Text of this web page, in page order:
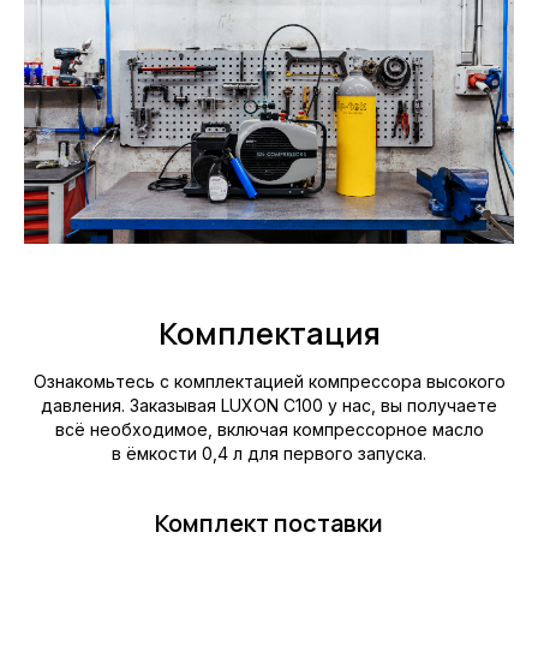
Комплектация
Ознакомьтесь с комплектацией компрессора высокого
давления. Заказывая LUXON C100 у нас, вы получаете
всё необходимое, включая компрессорное масло
в ёмкости 0,4 л для первого запуска.
Комплект поставки